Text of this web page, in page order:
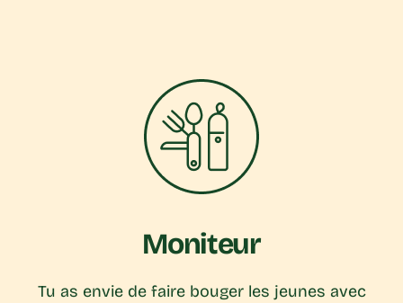
Moniteur
Tu as envie de faire bouger les jeunes avec